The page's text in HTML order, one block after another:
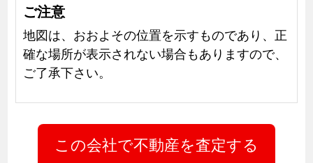
ご注意
地図は、おおよその位置を示すものであり、正
確な場所が表示されない場合もありますので、
ご了承下さい。